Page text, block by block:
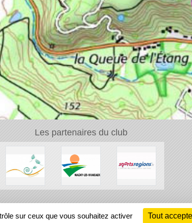
Les partenaires du club
sur ceux que vous souhaitez activer Tout